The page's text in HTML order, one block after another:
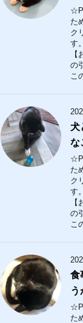
た
ク
す
の
こ
犬
な
た
ク
す
の
こ
食
う
た